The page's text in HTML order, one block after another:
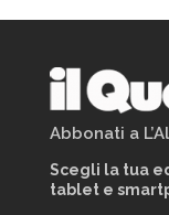
Abbonati a
Scegli la tua
tablet e